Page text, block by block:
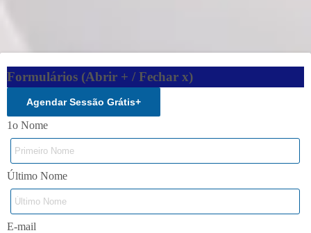
Formulários (Abrir + / Fechar x)
Agendar Sessão Grátis+
1o Nome
Último Nome
E-mail